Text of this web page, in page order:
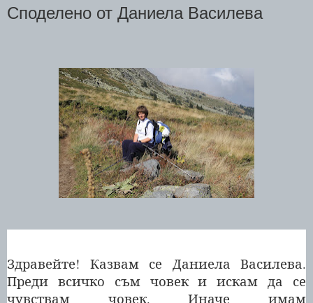
Споделено от Даниела Василева
Здравейте! Казвам се Даниела Василева.
Преди всичко съм човек и искам да се
чувствам човек. Иначе имам